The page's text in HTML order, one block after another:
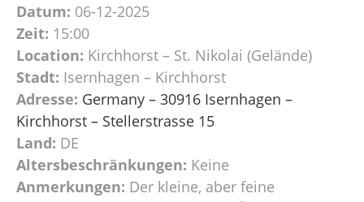
Datum: 06-12-2025
Zeit: 15:00
Location: Kirchhorst – St. Nikolai (Gelände)
Stadt: Isernhagen – Kirchhorst
Adresse: Germany – 30916 Isernhagen –
Kirchhorst – Stellerstrasse 15
Land: DE
Altersbeschränkungen: Keine
Anmerkungen: Der kleine, aber feine